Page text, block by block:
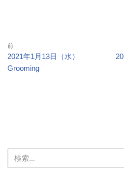
前
2021年1月13日（水）
Grooming